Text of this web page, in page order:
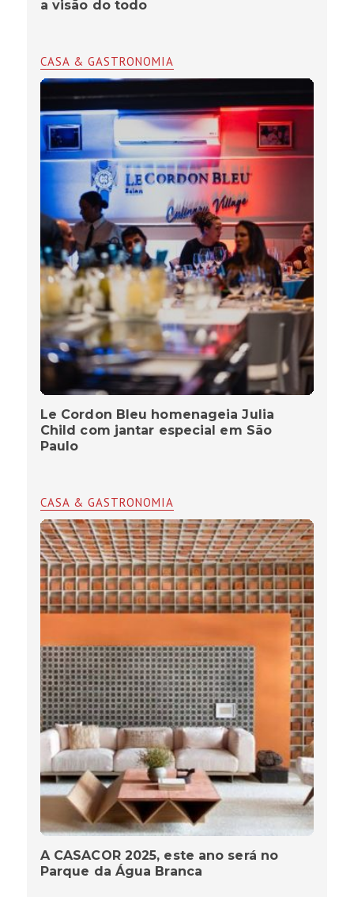
a visão do todo
CASA & GASTRONOMIA
Le Cordon Bleu homenageia Julia
Child com jantar especial em São
Paulo
CASA & GASTRONOMIA
A CASACOR 2025, este ano será no
Parque da Água Branca